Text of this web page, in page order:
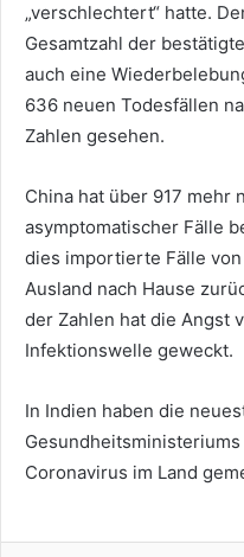
„verschlechtert“ hatte.
Gesamtzahl der
auch eine
636 neuen Todesfällen
Zahlen gesehen.
China hat über 917 mehr
asymptomatischer Fälle
dies importierte Fälle
Ausland nach Hause
der Zahlen hat die Angst
Infektionswelle geweckt.
In Indien haben die
Coronavirus im Land